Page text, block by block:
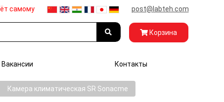
самому post@labteh.com
Корзина
Вакансии Контакты
Камера климатическая SR Sonacme